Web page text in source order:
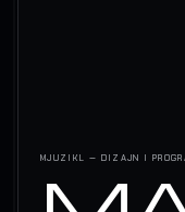
MJUZIKL — DIZAJN I